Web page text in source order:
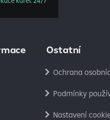
Ostatní
Ochrana
Podmínky
Nastavení